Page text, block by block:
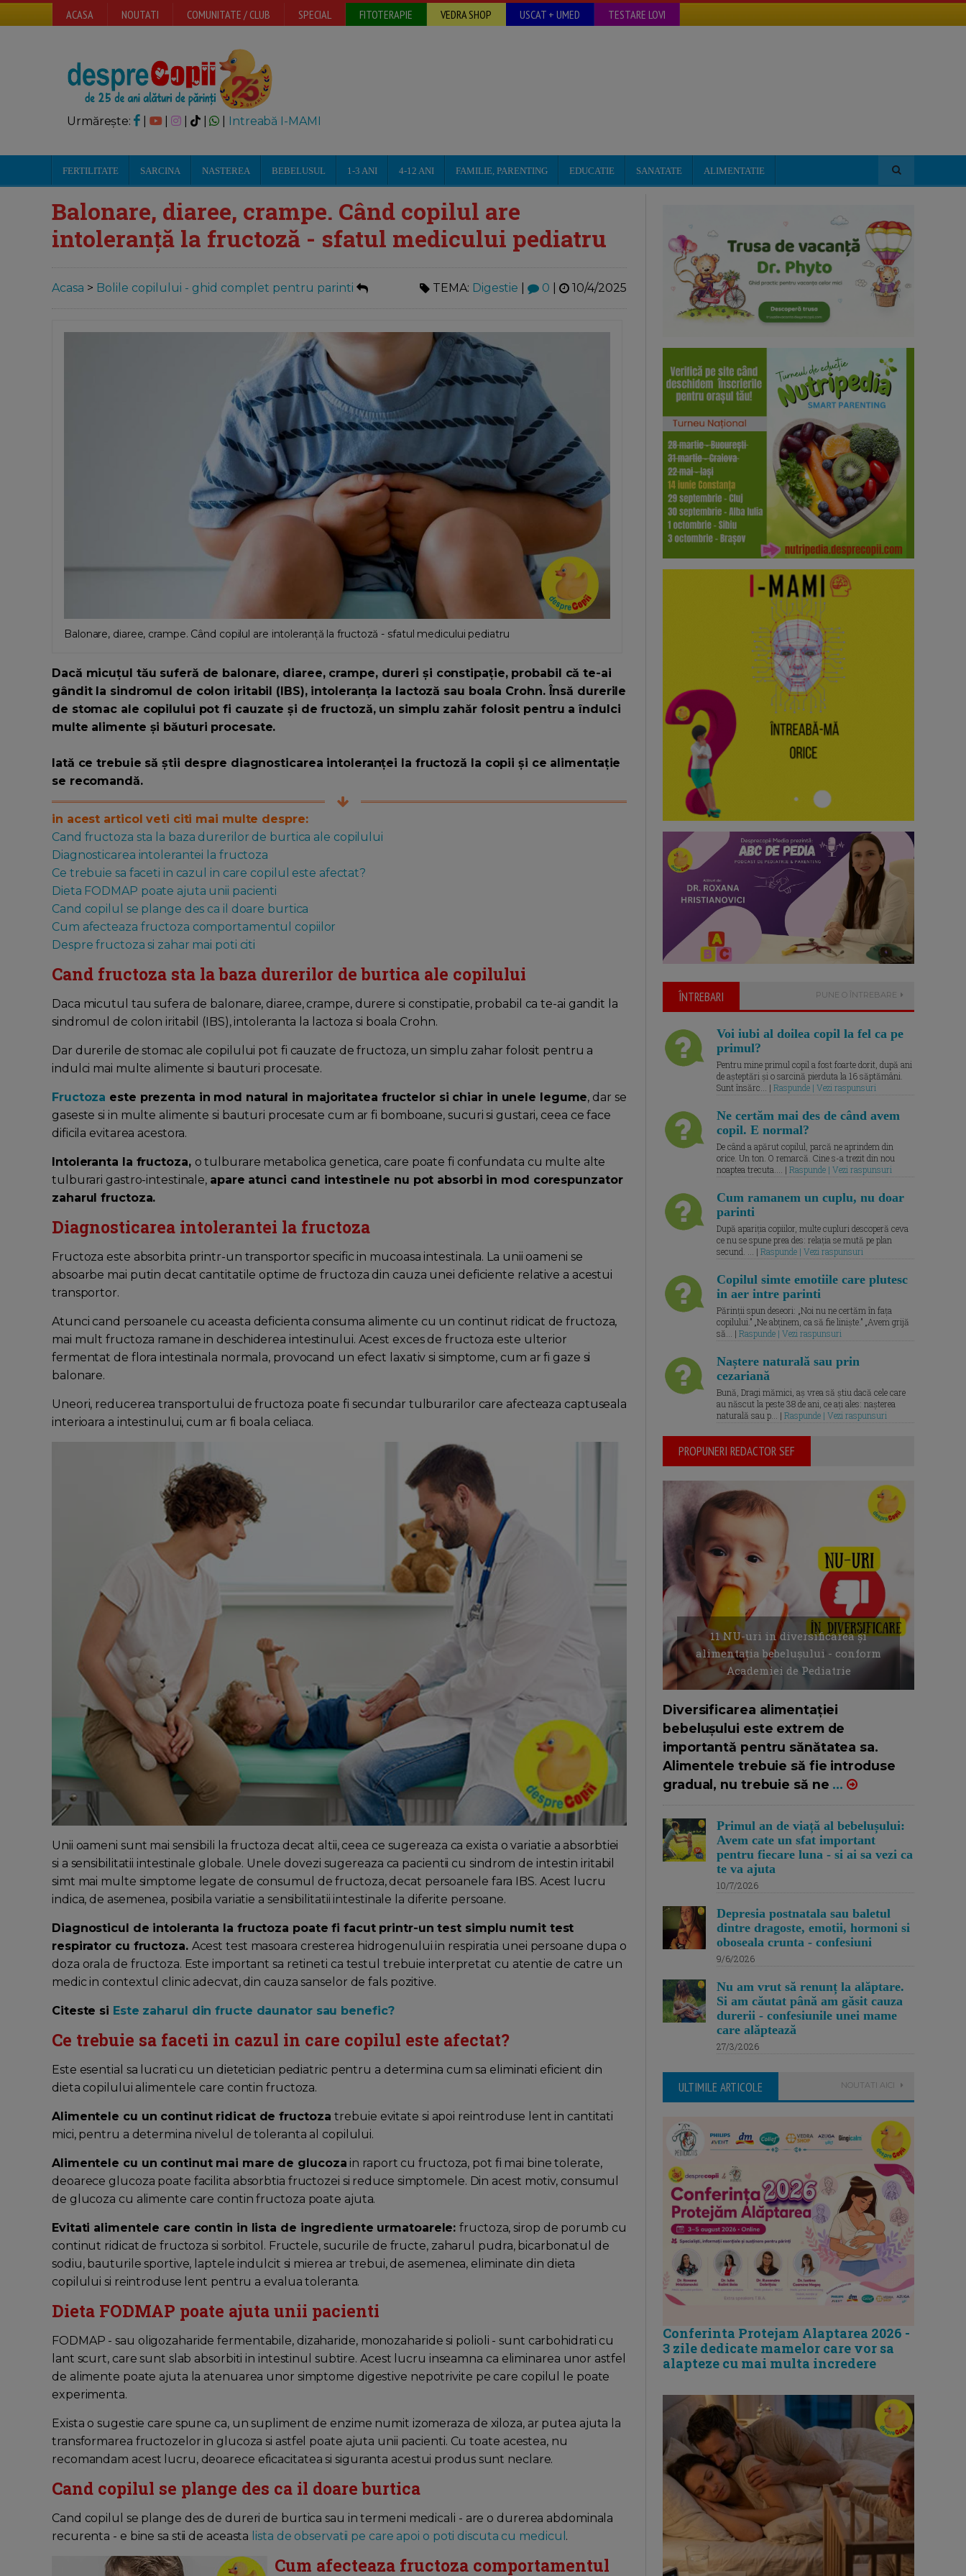
ACASA NOUTATI COMUNITATE / CLUB SPECIAL FITOTERAPIE VEDRA SHOP USCAT + UMED TESTARE LOVI
Urmărește: | | Intreabă I-MAMI
FERTILITATE SARCINA NASTEREA BEBELUSUL 1-3 ANI 4-12 ANI FAMILIE, PARENTING EDUCATIE SANATATE ALIMENTATIE
Balonare, diaree, crampe. Când copilul are
intoleranță la fructoză - sfatul medicului pediatru
Acasa > Bolile copilului - ghid complet pentru parinti TEMA: Digestie 0 10/4/2025
Balonare, diaree, crampe. Când copilul are intoleranță la fructoză - sfatul medicului pediatru
Dacă micuțul tău suferă de balonare, diaree, crampe, dureri și constipație, probabil că te-ai
gândit la sindromul de colon iritabil (IBS), intoleranța la lactoză sau boala Crohn. Însă durerile
de stomac ale copilului pot fi cauzate și de fructoză, un simplu zahăr folosit pentru a îndulci
multe alimente și băuturi procesate.
Iată ce trebuie să știi despre diagnosticarea intoleranței la fructoză la copii și ce alimentație
se recomandă.
in acest articol veti citi mai multe despre:
Cand fructoza sta la baza durerilor de burtica ale copilului
Diagnosticarea intolerantei la fructoza
Ce trebuie sa faceti in cazul in care copilul este afectat?
Dieta FODMAP poate ajuta unii pacienti
Cand copilul se plange des ca il doare burtica
Cum afecteaza fructoza comportamentul copiilor
Despre fructoza si zahar mai poti citi
Cand fructoza sta la baza durerilor de burtica ale copilului
Daca micutul tau sufera de balonare, diaree, crampe, durere si constipatie, probabil ca te-ai gandit la
sindromul de colon iritabil (IBS), intoleranta la lactoza si boala Crohn.
Dar durerile de stomac ale copilului pot fi cauzate de fructoza, un simplu zahar folosit pentru a
indulci mai multe alimente si bauturi procesate.
Fructoza este prezenta in mod natural in majoritatea fructelor si chiar in unele legume, dar se
gaseste si in multe alimente si bauturi procesate cum ar fi bomboane, sucuri si gustari, ceea ce face
dificila evitarea acestora.
Intoleranta la fructoza, o tulburare metabolica genetica, care poate fi confundata cu multe alte
tulburari gastro-intestinale, apare atunci cand intestinele nu pot absorbi in mod corespunzator
zaharul fructoza.
Diagnosticarea intolerantei la fructoza
Fructoza este absorbita printr-un transportor specific in mucoasa intestinala. La unii oameni se
absoarbe mai putin decat cantitatile optime de fructoza din cauza unei deficiente relative a acestui
transportor.
Atunci cand persoanele cu aceasta deficienta consuma alimente cu un continut ridicat de fructoza,
mai mult fructoza ramane in deschiderea intestinului. Acest exces de fructoza este ulterior
fermentat de flora intestinala normala, provocand un efect laxativ si simptome, cum ar fi gaze si
balonare.
Uneori, reducerea transportului de fructoza poate fi secundar tulburarilor care afecteaza captuseala
interioara a intestinului, cum ar fi boala celiaca.
Unii oameni sunt mai sensibili la fructoza decat altii, ceea ce sugereaza ca exista o variatie a absorbtiei
si a sensibilitatii intestinale globale. Unele dovezi sugereaza ca pacientii cu sindrom de intestin iritabil
simt mai multe simptome legate de consumul de fructoza, decat persoanele fara IBS. Acest lucru
indica, de asemenea, posibila variatie a sensibilitatii intestinale la diferite persoane.
Diagnosticul de intoleranta la fructoza poate fi facut printr-un test simplu numit test
respirator cu fructoza. Acest test masoara cresterea hidrogenului in respiratia unei persoane dupa o
doza orala de fructoza. Este important sa retineti ca testul trebuie interpretat cu atentie de catre un
medic in contextul clinic adecvat, din cauza sanselor de fals pozitive.
Citeste si Este zaharul din fructe daunator sau benefic?
Ce trebuie sa faceti in cazul in care copilul este afectat?
Este esential sa lucrati cu un dietetician pediatric pentru a determina cum sa eliminati eficient din
dieta copilului alimentele care contin fructoza.
Alimentele cu un continut ridicat de fructozatrebuie evitate si apoi reintroduse lent in cantitati
mici, pentru a determina nivelul de toleranta al copilului.
Alimentele cu un continut mai mare de glucoza in raport cu fructoza, pot fi mai bine tolerate,
deoarece glucoza poate facilita absorbtia fructozei si reduce simptomele. Din acest motiv, consumul
de glucoza cu alimente care contin fructoza poate ajuta.
Evitati alimentele care contin in lista de ingrediente urmatoarele:fructoza, sirop de porumb cu
continut ridicat de fructoza si sorbitol. Fructele, sucurile de fructe, zaharul pudra, bicarbonatul de
sodiu, bauturile sportive, laptele indulcit si mierea ar trebui, de asemenea, eliminate din dieta
copilului si reintroduse lent pentru a evalua toleranta.
Dieta FODMAP poate ajuta unii pacienti
FODMAP - sau oligozaharide fermentabile, dizaharide, monozaharide si polioli - sunt carbohidrati cu
lant scurt, care sunt slab absorbiti in intestinul subtire. Acest lucru inseamna ca eliminarea unor astfel
de alimente poate ajuta la atenuarea unor simptome digestive nepotrivite pe care copilul le poate
experimenta.
Exista o sugestie care spune ca, un supliment de enzime numit izomeraza de xiloza, ar putea ajuta la
transformarea fructozelor in glucoza si astfel poate ajuta unii pacienti. Cu toate acestea, nu
recomandam acest lucru, deoarece eficacitatea si siguranta acestui produs sunt neclare.
Cand copilul se plange des ca il doare burtica
Cand copilul se plange des de dureri de burtica sau in termeni medicali - are o durerea abdominala
recurenta - e bine sa stii de aceasta lista de observatii pe care apoi o poti discuta cu medicul .
Cum afecteaza fructoza comportamentul
ÎNTREBARI PUNE O ÎNTREBARE
Voi iubi al doilea copil la fel ca pe
primul?
Pentru mine primul copil a fost foarte dorit, după ani
de așteptări și o sarcină pierduta la 16 săptămâni.
Sunt însărc... | Raspunde | Vezi raspunsuri
Ne certăm mai des de când avem
copil. E normal?
De când a apărut copilul, parcă ne aprindem din
orice. Un ton. O remarcă. Cine s-a trezit din nou
noaptea trecuta.... | Raspunde | Vezi raspunsuri
Cum ramanem un cuplu, nu doar
parinti
După apariția copiilor, multe cupluri descoperă ceva
ce nu se spune prea des: relația se mută pe plan
secund. ... | Raspunde | Vezi raspunsuri
Copilul simte emotiile care plutesc
in aer intre parinti
Părinții spun deseori: „Noi nu ne certăm în fața
copilului.” „Ne abținem, ca să fie liniște.” „Avem grijă
să... | Raspunde | Vezi raspunsuri
Naștere naturală sau prin
cezariană
Bună, Dragi mămici, aș vrea să știu dacă cele care
au născut la peste 38 de ani, ce ați ales: nașterea
naturală sau p... | Raspunde | Vezi raspunsuri
PROPUNERI REDACTOR SEF
11 NU-uri in diversificarea și
alimentația bebelușului - conform
Academiei de Pediatrie
Diversificarea alimentației
bebelușului este extrem de
importantă pentru sănătatea sa.
Alimentele trebuie să fie introduse
gradual, nu trebuie să ne ...
Primul an de viață al bebelușului:
Avem cate un sfat important
pentru fiecare luna - si ai sa vezi ca
te va ajuta
10/7/2026
Depresia postnatala sau baletul
dintre dragoste, emotii, hormoni si
oboseala crunta - confesiuni
9/6/2026
Nu am vrut să renunț la alăptare.
Si am căutat până am găsit cauza
durerii - confesiunile unei mame
care alăptează
27/3/2026
ULTIMILE ARTICOLE NOUTATI AICI
Conferinta Protejam Alaptarea 2026 -
3 zile dedicate mamelor care vor sa
alapteze cu mai multa incredere